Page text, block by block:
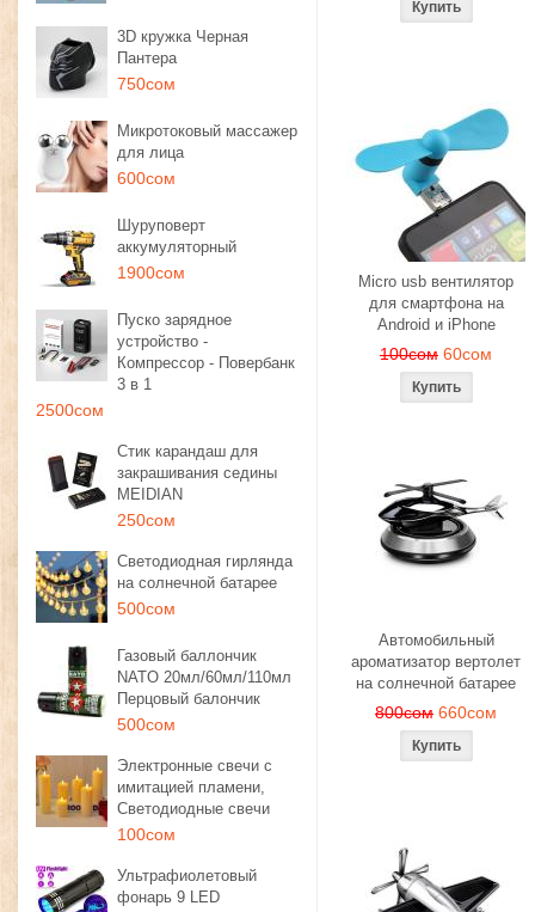
3D кружка Черная
Пантера
750сом
Микротоковый массажер
для лица
600сом
Шуруповерт
аккумуляторный
1900сом
Пуско зарядное
устройство -
Компрессор - Повербанк
3 в 1
2500сом
Стик карандаш для
закрашивания седины
MEIDIAN
250сом
Светодиодная гирлянда
на солнечной батарее
500сом
Газовый баллончик
NATO 20мл/60мл/110мл
Перцовый балончик
500сом
Электронные свечи с
имитацией пламени,
Светодиодные свечи
100сом
Ультрафиолетовый
фонарь 9 LED
Micro usb вентилятор
для смартфона на
Android и iPhone
100сом 60сом
Автомобильный
ароматизатор вертолет
на солнечной батарее
800сом 660сом